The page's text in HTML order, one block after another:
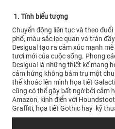
1. Tính biểu tượng
Chuyển động liên tục và theo
phố, màu sắc lạc quan và tràn
Desigual tạo ra cảm xúc mạnh
tươi mới của cuộc sống. Phong
Desigual là những thiết kế mang
cảm hứng không bám trụ một
thể khoác lên mình họa tiết
cũng có thể gây bất ngờ bởi cảm
Amazon, kinh điển với
Graffiti, họa tiết Gothic hay kỹ